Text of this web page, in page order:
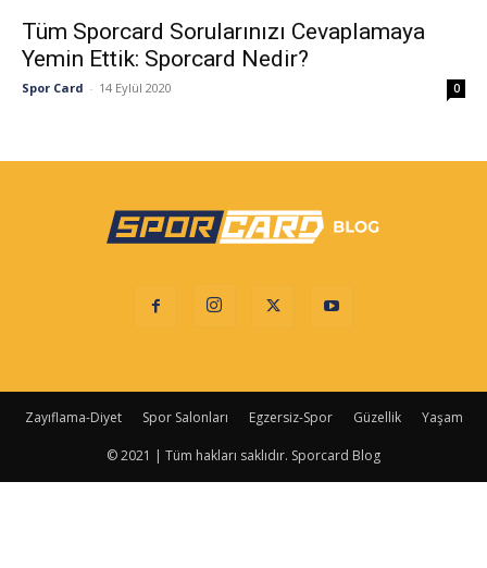
Tüm Sporcard Sorularınızı Cevaplamaya
Yemin Ettik: Sporcard Nedir?
Spor Card - 14 Eylül 2020 0
Zayıflama-Diyet Spor Salonları Egzersiz-Spor Güzellik Yaşam
© 2021 | Tüm hakları saklıdır. Sporcard Blog